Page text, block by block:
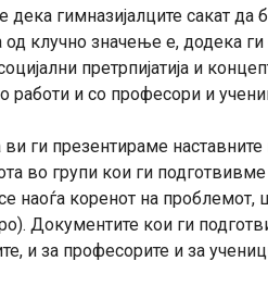
дека гимназијалците сакат
од клучно значење е, додека
претрпијатија и
работи и со професори и
ги презентираме наставните
во групи кои ги
наоѓа коренот на
Документите кои ги
и за професорите и за